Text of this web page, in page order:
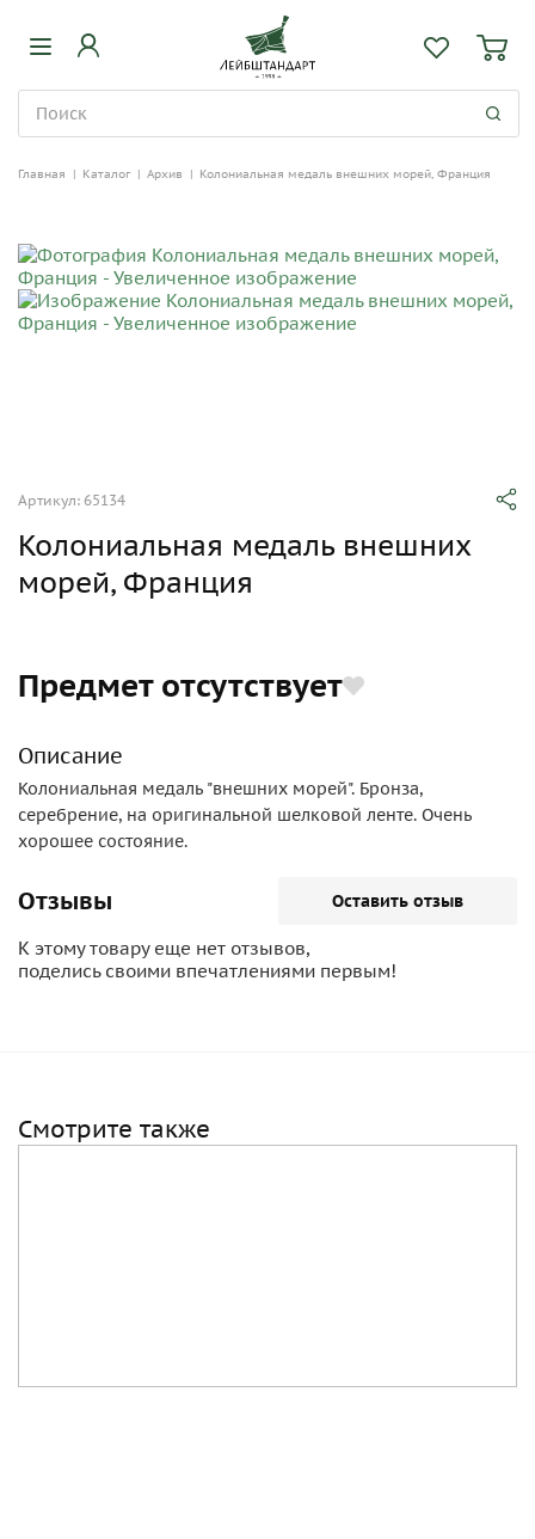
Главная | Каталог | Архив | Колониальная медаль внешних морей, Франция
Артикул: 65134
Колониальная медаль внешних
морей, Франция
Предмет отсутствует
Описание
Колониальная медаль "внешних морей". Бронза,
серебрение, на оригинальной шелковой ленте. Очень
хорошее состояние.
Отзывы Оставить отзыв
К этому товару еще нет отзывов,
поделись своими впечатлениями первым!
Смотрите также